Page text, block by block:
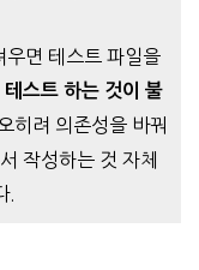
면 테스트 파일을
스트 하는 것이 불
오히려 의존성을 바꿔
작성하는 것 자체
.